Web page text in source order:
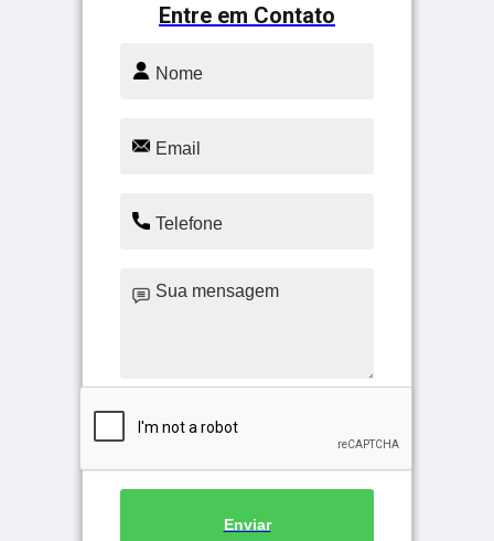
Entre em Contato
Enviar